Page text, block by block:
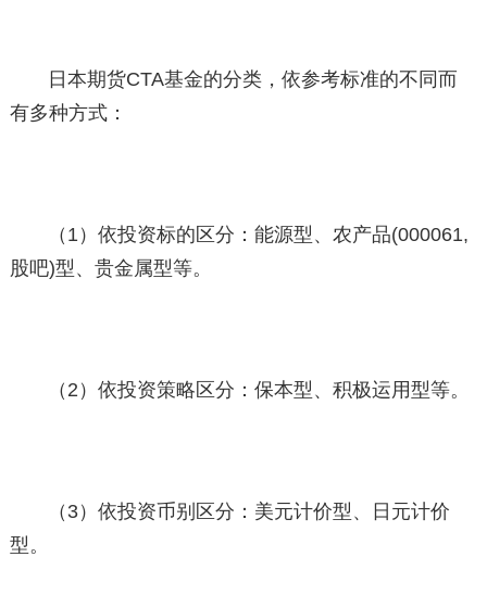
日本期货CTA基金的分类，依参考标准的不同而
有多种方式：
（1）依投资标的区分：能源型、农产品(000061,
股吧)型、贵金属型等。
（2）依投资策略区分：保本型、积极运用型等。
（3）依投资币别区分：美元计价型、日元计价
型。